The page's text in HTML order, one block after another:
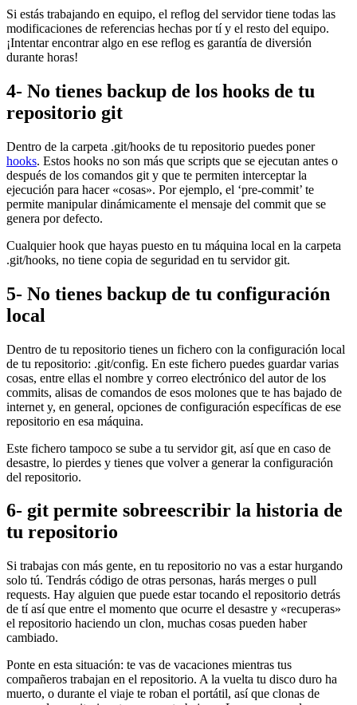
Si estás trabajando en equipo, el reflog del servidor tiene todas las
modificaciones de referencias hechas por tí y el resto del equipo.
¡Intentar encontrar algo en ese reflog es garantía de diversión
durante horas!
4- No tienes backup de los hooks de tu
repositorio git
Dentro de la carpeta .git/hooks de tu repositorio puedes poner
hooks. Estos hooks no son más que scripts que se ejecutan antes o
después de los comandos git y que te permiten interceptar la
ejecución para hacer «cosas». Por ejemplo, el ‘pre-commit’ te
permite manipular dinámicamente el mensaje del commit que se
genera por defecto.
Cualquier hook que hayas puesto en tu máquina local en la carpeta
.git/hooks, no tiene copia de seguridad en tu servidor git.
5- No tienes backup de tu configuración
local
Dentro de tu repositorio tienes un fichero con la configuración local
de tu repositorio: .git/config. En este fichero puedes guardar varias
cosas, entre ellas el nombre y correo electrónico del autor de los
commits, alisas de comandos de esos molones que te has bajado de
internet y, en general, opciones de configuración específicas de ese
repositorio en esa máquina.
Este fichero tampoco se sube a tu servidor git, así que en caso de
desastre, lo pierdes y tienes que volver a generar la configuración
del repositorio.
6- git permite sobreescribir la historia de
tu repositorio
Si trabajas con más gente, en tu repositorio no vas a estar hurgando
solo tú. Tendrás código de otras personas, harás merges o pull
requests. Hay alguien que puede estar tocando el repositorio detrás
de tí así que entre el momento que ocurre el desastre y «recuperas»
el repositorio haciendo un clon, muchas cosas pueden haber
cambiado.
Ponte en esta situación: te vas de vacaciones mientras tus
compañeros trabajan en el repositorio. A la vuelta tu disco duro ha
muerto, o durante el viaje te roban el portátil, así que clonas de